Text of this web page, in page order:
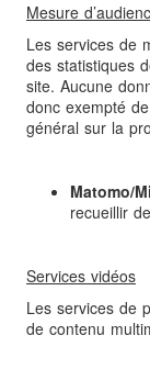
Mesure
Les services de
des statistiques
site. Aucune
donc exempté
général sur la
Matomo/
recueillir
Services vidéos
Les services de
de contenu